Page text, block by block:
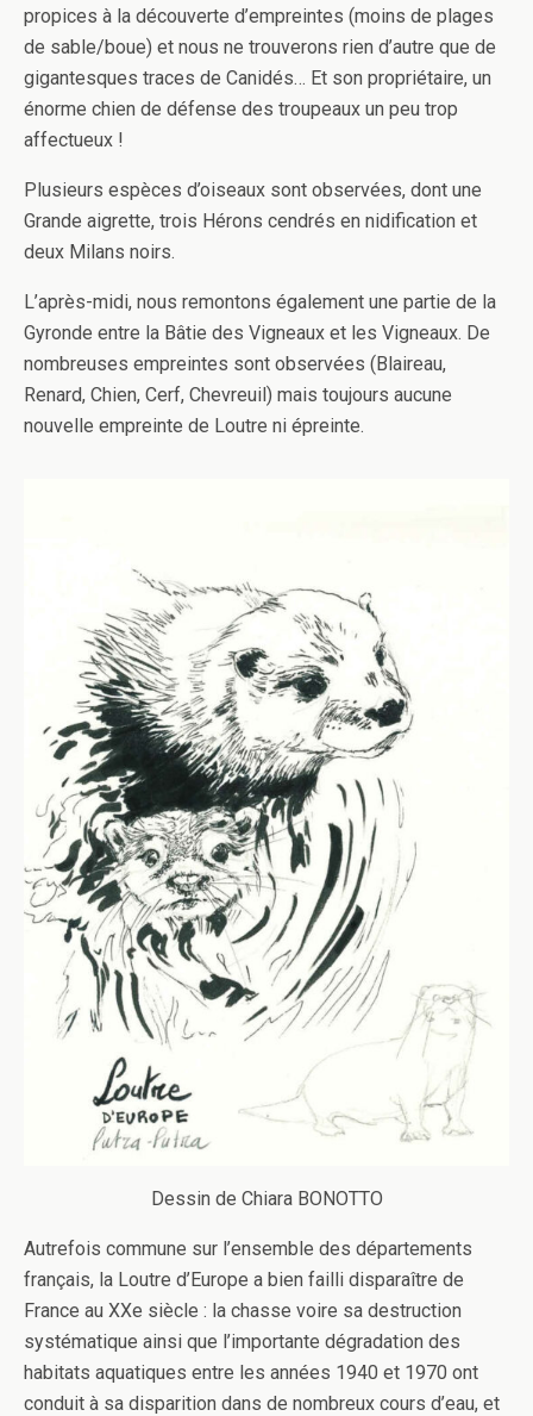
propices à la découverte d’empreintes (moins de plages
de sable/boue) et nous ne trouverons rien d’autre que de
gigantesques traces de Canidés… Et son propriétaire, un
énorme chien de défense des troupeaux un peu trop
affectueux !
Plusieurs espèces d’oiseaux sont observées, dont une
Grande aigrette, trois Hérons cendrés en nidification et
deux Milans noirs.
L’après-midi, nous remontons également une partie de la
Gyronde entre la Bâtie des Vigneaux et les Vigneaux. De
nombreuses empreintes sont observées (Blaireau,
Renard, Chien, Cerf, Chevreuil) mais toujours aucune
nouvelle empreinte de Loutre ni épreinte.
Dessin de Chiara BONOTTO
Autrefois commune sur l’ensemble des départements
français, la Loutre d’Europe a bien failli disparaître de
France au XXe siècle : la chasse voire sa destruction
systématique ainsi que l’importante dégradation des
habitats aquatiques entre les années 1940 et 1970 ont
conduit à sa disparition dans de nombreux cours d’eau, et